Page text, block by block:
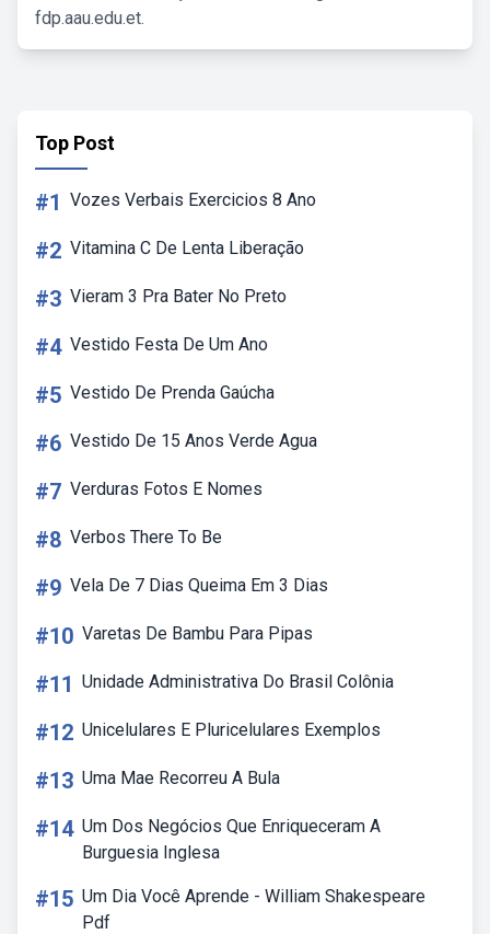
fdp.aau.edu.et.
Top Post
#1 Vozes Verbais Exercicios 8 Ano
#2 Vitamina C De Lenta Liberação
#3 Vieram 3 Pra Bater No Preto
#4 Vestido Festa De Um Ano
#5 Vestido De Prenda Gaúcha
#6 Vestido De 15 Anos Verde Agua
#7 Verduras Fotos E Nomes
#8 Verbos There To Be
#9 Vela De 7 Dias Queima Em 3 Dias
#10 Varetas De Bambu Para Pipas
#11 Unidade Administrativa Do Brasil Colônia
#12 Unicelulares E Pluricelulares Exemplos
#13 Uma Mae Recorreu A Bula
#14 Um Dos Negócios Que Enriqueceram A
Burguesia Inglesa
#15 Um Dia Você Aprende - William Shakespeare
Pdf